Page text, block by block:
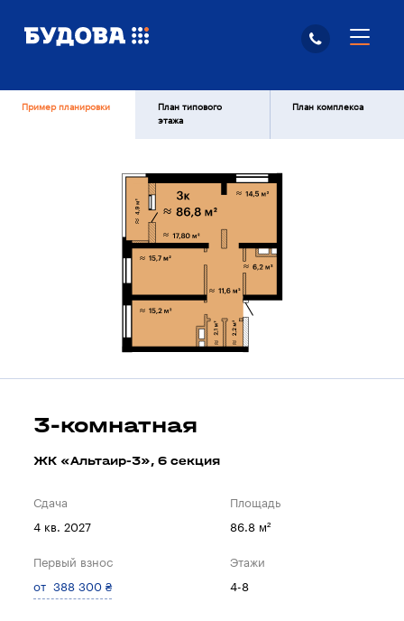
Пример планировки
План типового
этажа
План комплекса
3-комнатная
ЖК «Альтаир-3», 6 секция
Сдача
4 кв. 2027
Площадь
86.8 м²
Первый взнос
от 388 300 ₴
Этажи
4-8